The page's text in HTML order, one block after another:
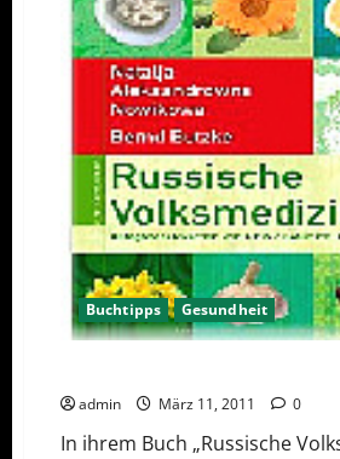
Buchtipps Gesundheit
admin März 11, 2011 0
In ihrem Buch „Russische